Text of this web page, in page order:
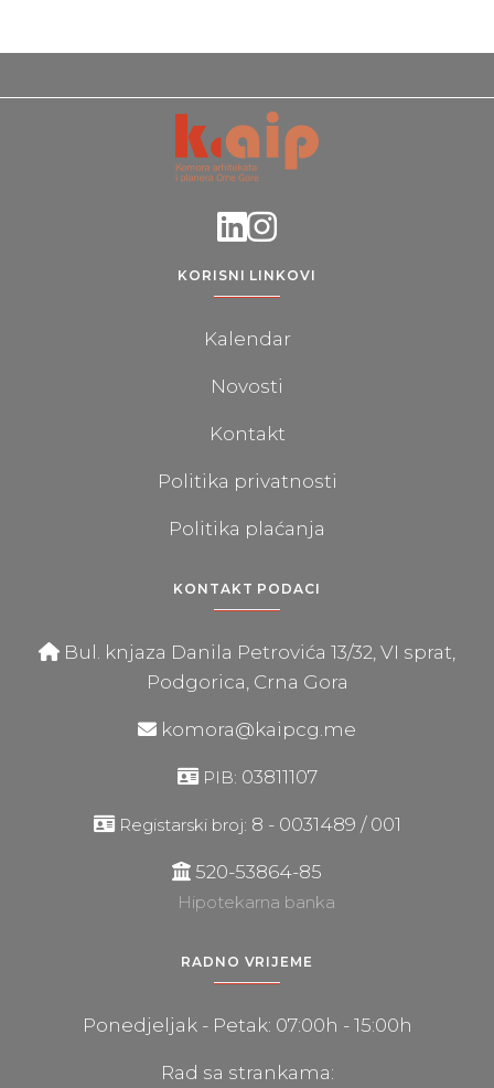
KORISNI LINKOVI
Kalendar
Novosti
Kontakt
Politika privatnosti
Politika plaćanja
KONTAKT PODACI
Bul. knjaza Danila Petrovića 13/32, VI sprat,
Podgorica, Crna Gora
komora@kaipcg.me
PIB: 03811107
Registarski broj: 8 - 0031489 / 001
520-53864-85
Hipotekarna banka
RADNO VRIJEME
Ponedjeljak - Petak: 07:00h - 15:00h
Rad sa strankama: